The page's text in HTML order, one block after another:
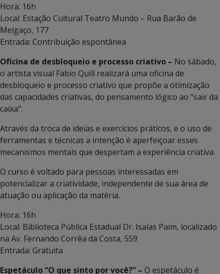
Hora: 16h
Local: Estação Cultural Teatro Mundo – Rua Barão de
Melgaço, 177
Entrada: Contribuição espontânea
Oficina de desbloqueio e processo criativo – No sábado,
o artista visual Fabio Quill realizará uma oficina de
desbloqueio e processo criativo que propõe a otimização
das capacidades criativas, do pensamento lógico ao “sair da
caixa”.
Através da troca de ideias e exercícios práticos, e o uso de
ferramentas e técnicas a intenção é aperfeiçoar esses
mecanismos mentais que despertam a experiência criativa.
O curso é voltado para pessoas interessadas em
potencializar a criatividade, independente de sua área de
atuação ou aplicação da matéria.
Hora: 16h
Local: Biblioteca Pública Estadual Dr. Isaías Paim, localizado
na Av. Fernando Corrêa da Costa, 559
Entrada: Gratuita
Espetáculo “O que sinto por você?” – O espetáculo é